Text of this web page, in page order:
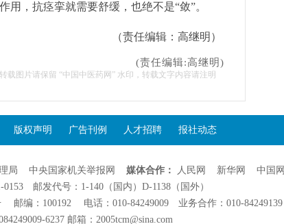
，抗痉挛就需要舒缓，也绝不是“敛”。
（责任编辑：高继明）
(责任编辑:高继明)
载图片请保留 “中国中医药网” 水印，转载文字内容请注明
版权声明 广告刊例 人才招聘 报社动态
局 中央国家机关举报网 媒体合作： 人民网 新华网 中国网
0153 邮发代号：1-140（国内）D-1138（国外）
邮编：100192 电话：010-84249009 业务合作：010-84249139
6237 邮箱：2005tcm@sina.com